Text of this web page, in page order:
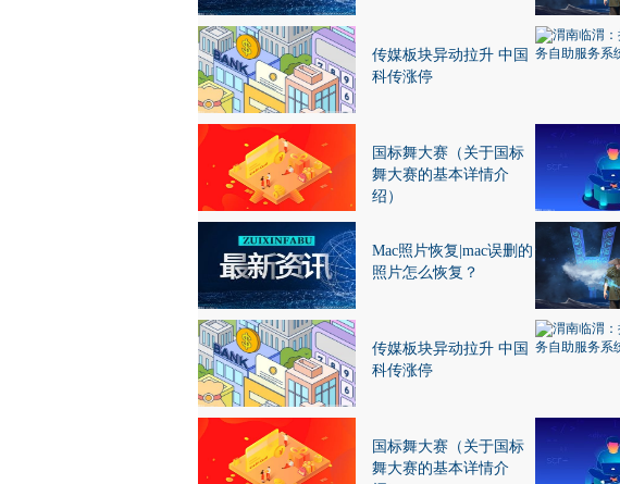
传媒板块异动拉升 中国
科传涨停
国标舞大赛（关于国标
舞大赛的基本详情介
绍）
TWICE
Mac照片恢复|mac误删的
照片怎么恢复？
传媒板块异动拉升 中国
科传涨停
国标舞大赛（关于国标
舞大赛的基本详情介